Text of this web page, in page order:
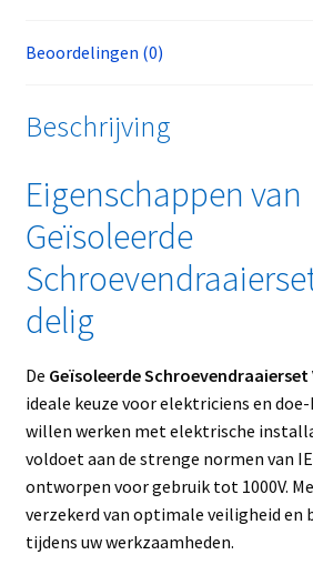
Beoordelingen (0)
Beschrijving
Eigenschappen van
Geïsoleerde
delig
De Geïsoleerde Schroevendraaierset
ideale keuze voor elektriciens en
willen werken met elektrische
voldoet aan de strenge normen van
ontworpen voor gebruik tot 1000V.
verzekerd van optimale veiligheid en
tijdens uw werkzaamheden.